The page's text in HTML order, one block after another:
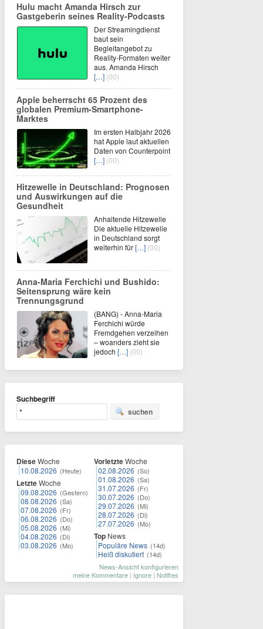
Hulu macht Amanda Hirsch zur
Gastgeberin seines Reality-Podcasts
Der Streamingdienst
baut sein
Begleitangebot zu
Reality-Formaten weiter
aus. Amanda Hirsch
[…] (00)
Apple beherrscht 65 Prozent des
globalen Premium-Smartphone-
Marktes
Im ersten Halbjahr 2026
hat Apple laut aktuellen
Daten von Counterpoint
[…] (00)
Hitzewelle in Deutschland: Prognosen
und Auswirkungen auf die
Gesundheit
Anhaltende Hitzewelle
Die aktuelle Hitzewelle
in Deutschland sorgt
weiterhin für[…] (00)
Anna-Maria Ferchichi und Bushido:
Seitensprung wäre kein
Trennungsgrund
(BANG) - Anna-Maria
Ferchichi würde
Fremdgehen verzeihen
– woanders zieht sie
jedoch […] (00)
Suchbegriff
suchen
DieseWoche
10.08.2026 (Heute)
LetzteWoche
09.08.2026 (Gestern)
08.08.2026 (Sa)
07.08.2026 (Fr)
06.08.2026 (Do)
05.08.2026 (Mi)
04.08.2026 (Di)
03.08.2026 (Mo)
VorletzteWoche
02.08.2026 (So)
01.08.2026 (Sa)
31.07.2026 (Fr)
30.07.2026 (Do)
29.07.2026 (Mi)
28.07.2026 (Di)
27.07.2026 (Mo)
Top News
Populäre News (14d)
Heiß diskutiert (14d)
News-Ansicht konfigurieren
meine Kommentare | Ignore | Notifies